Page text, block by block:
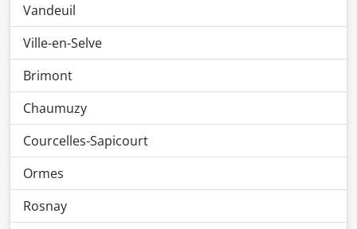
Vandeuil
Ville-en-Selve
Brimont
Chaumuzy
Courcelles-Sapicourt
Ormes
Rosnay